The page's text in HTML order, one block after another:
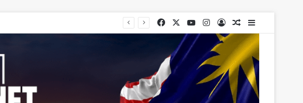
million worth of drugs Facebook YouTubeInstagram
Log InRandom Article